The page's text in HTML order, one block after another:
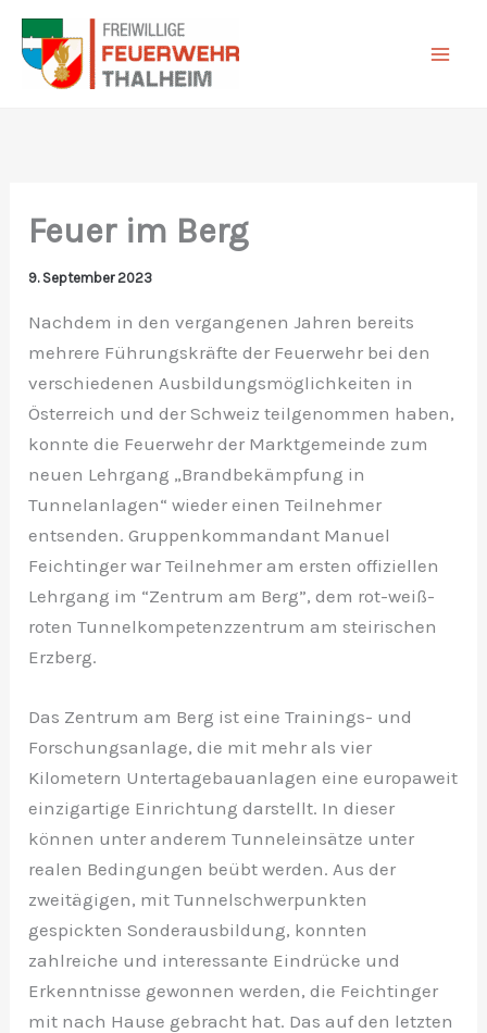
Zum
Inhalt
springen
Feuer im Berg
9. September 2023
Nachdem in den vergangenen Jahren bereits
mehrere Führungskräfte der Feuerwehr bei den
verschiedenen Ausbildungsmöglichkeiten in
Österreich und der Schweiz teilgenommen haben,
konnte die Feuerwehr der Marktgemeinde zum
neuen Lehrgang „Brandbekämpfung in
Tunnelanlagen“ wieder einen Teilnehmer
entsenden. Gruppenkommandant Manuel
Feichtinger war Teilnehmer am ersten offiziellen
Lehrgang im “Zentrum am Berg”, dem rot-weiß-
roten Tunnelkompetenzzentrum am steirischen
Erzberg.
Das Zentrum am Berg ist eine Trainings- und
Forschungsanlage, die mit mehr als vier
Kilometern Untertagebauanlagen eine europaweit
einzigartige Einrichtung darstellt. In dieser
können unter anderem Tunneleinsätze unter
realen Bedingungen beübt werden. Aus der
zweitägigen, mit Tunnelschwerpunkten
gespickten Sonderausbildung, konnten
zahlreiche und interessante Eindrücke und
Erkenntnisse gewonnen werden, die Feichtinger
mit nach Hause gebracht hat. Das auf den letzten